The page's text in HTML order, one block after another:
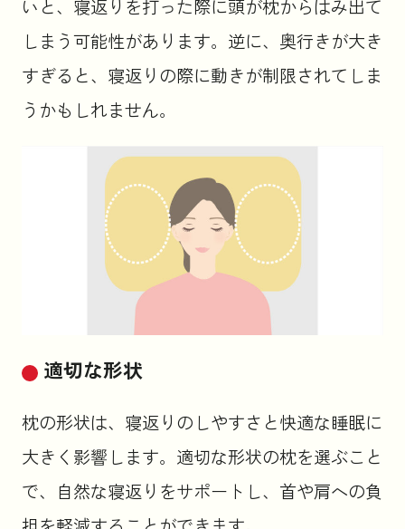
いと、寝返りを打った際に頭が枕からはみ出て
しまう可能性があります。逆に、奥行きが大き
すぎると、寝返りの際に動きが制限されてしま
うかもしれません。
適切な形状
枕の形状は、寝返りのしやすさと快適な睡眠に
大きく影響します。適切な形状の枕を選ぶこと
で、自然な寝返りをサポートし、首や肩への負